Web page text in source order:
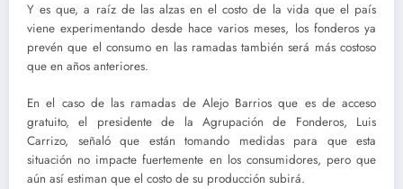
Y es que, a raíz de las alzas en el costo de la vida que el país
viene experimentando desde hace varios meses, los fonderos ya
prevén que el consumo en las ramadas también será más costoso
que en años anteriores.
En el caso de las ramadas de Alejo Barrios que es de acceso
gratuito, el presidente de la Agrupación de Fonderos, Luis
Carrizo, señaló que están tomando medidas para que esta
situación no impacte fuertemente en los consumidores, pero que
aún así estiman que el costo de su producción subirá.